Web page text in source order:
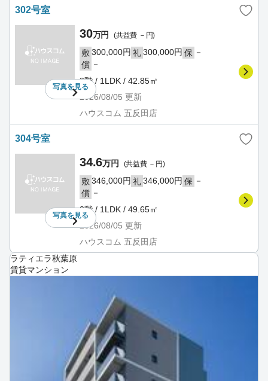
302号室
写真を見る
30万円 (共益費 －円)
敷300,000円 礼300,000円 保 －
償 －
3階 / 1LDK / 42.85㎡
2026/08/05 更新
ハウスコム 五反田店
304号室
写真を見る
34.6万円 (共益費 －円)
敷346,000円 礼346,000円 保 －
償 －
3階 / 1LDK / 49.65㎡
2026/08/05 更新
ハウスコム 五反田店
ラティエラ秋葉原
賃貸マンション